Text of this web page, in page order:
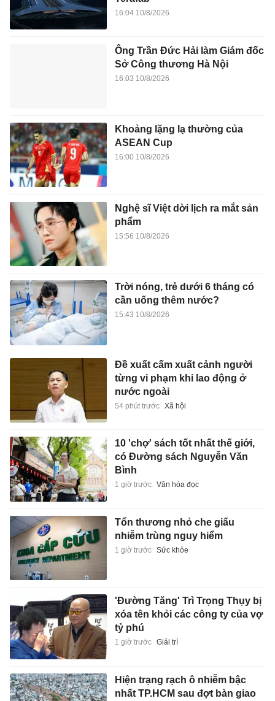
16:04 10/8/2026
Ông Trần Đức Hải làm Giám đốc
Sở Công thương Hà Nội
16:03 10/8/2026
Khoảng lặng lạ thường của
ASEAN Cup
16:00 10/8/2026
Nghệ sĩ Việt dời lịch ra mắt sản
phẩm
15:56 10/8/2026
Trời nóng, trẻ dưới 6 tháng có
cần uống thêm nước?
15:43 10/8/2026
Đề xuất cấm xuất cảnh người
từng vi phạm khi lao động ở
nước ngoài
54 phút trước Xã hội
10 'chợ' sách tốt nhất thế giới,
có Đường sách Nguyễn Văn
Bình
1 giờ trước Văn hóa đọc
Tổn thương nhỏ che giấu
nhiễm trùng nguy hiểm
1 giờ trước Sức khỏe
'Đường Tăng' Trì Trọng Thụy bị
xóa tên khỏi các công ty của vợ
tỷ phú
1 giờ trước Giải trí
Hiện trạng rạch ô nhiễm bậc
nhất TP.HCM sau đợt bàn giao